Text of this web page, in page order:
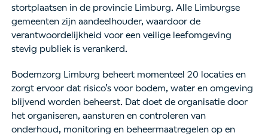
stortplaatsen in de provincie Limburg. Alle Limburgse
gemeenten zijn aandeelhouder, waardoor de
verantwoordelijkheid voor een veilige leefomgeving
stevig publiek is verankerd.
Bodemzorg Limburg beheert momenteel 20 locaties en
zorgt ervoor dat risico’s voor bodem, water en omgeving
blijvend worden beheerst. Dat doet de organisatie door
het organiseren, aansturen en controleren van
onderhoud, monitoring en beheermaatregelen op en